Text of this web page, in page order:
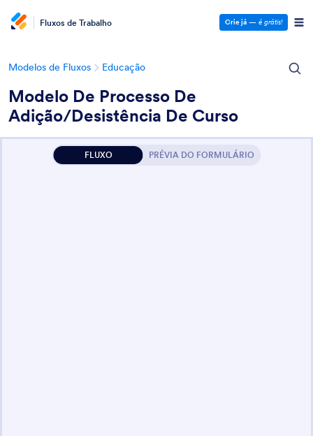
Fluxos de Trabalho Crie já — é grátis!
Modelos de Fluxos Educação
Modelo De Processo De
Adição/Desistência De Curso
FLUXO PRÉVIA DO FORMULÁRIO